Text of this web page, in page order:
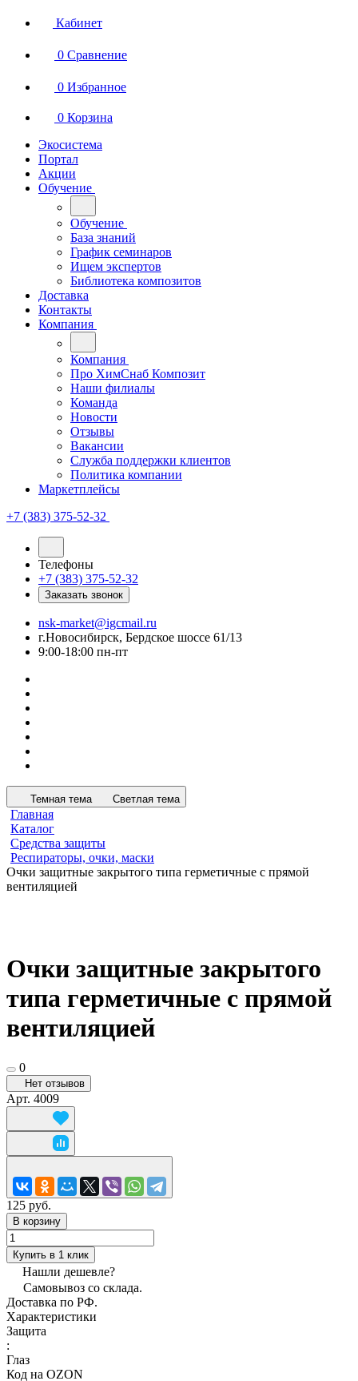
Кабинет
0 Сравнение
0 Избранное
0 Корзина
Экосистема
Портал
Акции
Обучение
Обучение
База знаний
График семинаров
Ищем экспертов
Библиотека композитов
Доставка
Контакты
Компания
Компания
Про ХимСнаб Композит
Наши филиалы
Команда
Новости
Отзывы
Вакансии
Служба поддержки клиентов
Политика компании
Маркетплейсы
+7 (383) 375-52-32
Телефоны
+7 (383) 375-52-32
Заказать звонок
nsk-market@igcmail.ru
г.Новосибирск, Бердское шоссе 61/13
9:00-18:00 пн-пт
Темная тема Светлая тема
Главная
Каталог
Средства защиты
Респираторы, очки, маски
Очки защитные закрытого типа герметичные с прямой
вентиляцией
Очки защитные закрытого
типа герметичные с прямой
вентиляцией
0
Нет отзывов
Арт. 4009
125 руб.
В корзину
Купить в 1 клик
Нашли дешевле?
Самовывоз со склада.
Доставка по РФ.
Характеристики
Защита
:
Глаз
Код на OZON